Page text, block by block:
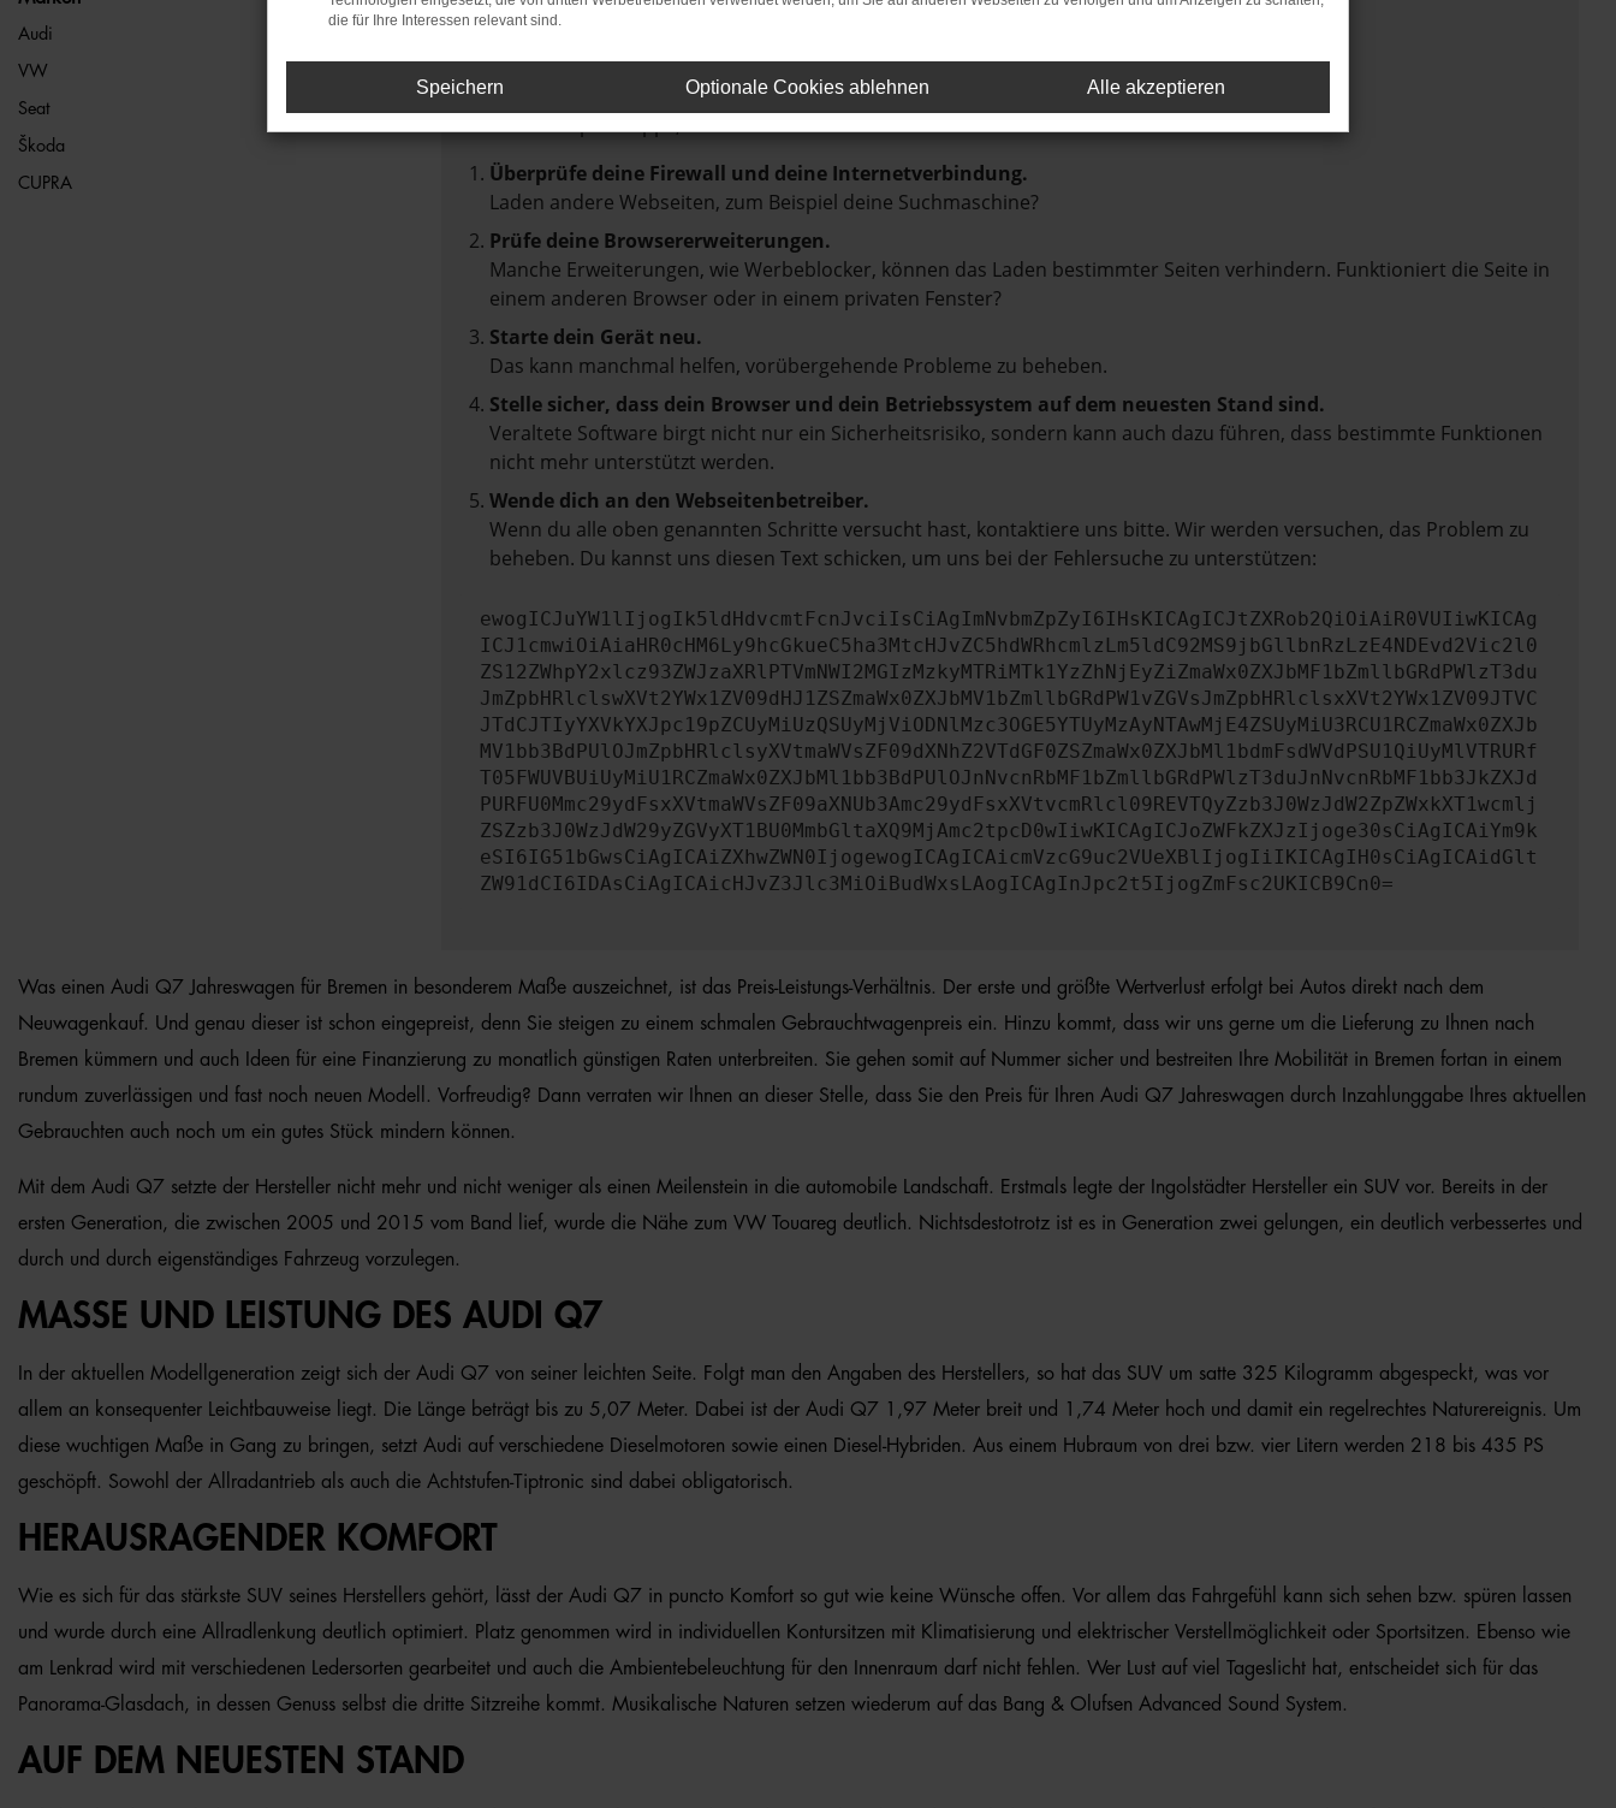
Audi
VW
Seat
Škoda
CUPRA
Beim Laden ist ein Fehler aufgetreten.
Hier sind ein paar Tipps, die dir helfen können:
Überprüfe deine Firewall und deine Internetverbindung.
Laden andere Webseiten, zum Beispiel deine Suchmaschine?
Prüfe deine Browsererweiterungen.
Manche Erweiterungen, wie Werbeblocker, können das Laden bestimmter Seiten verhindern. Funktioniert die Seite in
einem anderen Browser oder in einem privaten Fenster?
Starte dein Gerät neu.
Das kann manchmal helfen, vorübergehende Probleme zu beheben.
Stelle sicher, dass dein Browser und dein Betriebssystem auf dem neuesten Stand sind.
Veraltete Software birgt nicht nur ein Sicherheitsrisiko, sondern kann auch dazu führen, dass bestimmte Funktionen
nicht mehr unterstützt werden.
Wende dich an den Webseitenbetreiber.
Wenn du alle oben genannten Schritte versucht hast, kontaktiere uns bitte. Wir werden versuchen, das Problem zu
beheben. Du kannst uns diesen Text schicken, um uns bei der Fehlersuche zu unterstützen:
ewogICJuYW1lIjogIk5ldHdvcmtFcnJvciIsCiAgImNvbmZpZyI6IHsKICAgICJtZXRob2QiOiAiR0VUIiwKICAg
ICJ1cmwiOiAiaHR0cHM6Ly9hcGkueC5ha3MtcHJvZC5hdWRhcmlzLm5ldC92MS9jbGllbnRzLzE4NDEvd2Vic2l0
ZS12ZWhpY2xlcz93ZWJzaXRlPTVmNWI2MGIzMzkyMTRiMTk1YzZhNjEyZiZmaWx0ZXJbMF1bZmllbGRdPWlzT3du
JmZpbHRlclswXVt2YWx1ZV09dHJ1ZSZmaWx0ZXJbMV1bZmllbGRdPW1vZGVsJmZpbHRlclsxXVt2YWx1ZV09JTVC
JTdCJTIyYXVkYXJpc19pZCUyMiUzQSUyMjViODNlMzc3OGE5YTUyMzAyNTAwMjE4ZSUyMiU3RCU1RCZmaWx0ZXJb
MV1bb3BdPUlOJmZpbHRlclsyXVtmaWVsZF09dXNhZ2VTdGF0ZSZmaWx0ZXJbMl1bdmFsdWVdPSU1QiUyMlVTRURf
T05FWUVBUiUyMiU1RCZmaWx0ZXJbMl1bb3BdPUlOJnNvcnRbMF1bZmllbGRdPWlzT3duJnNvcnRbMF1bb3JkZXJd
PURFU0Mmc29ydFsxXVtmaWVsZF09aXNUb3Amc29ydFsxXVtvcmRlcl09REVTQyZzb3J0WzJdW2ZpZWxkXT1wcmlj
ZSZzb3J0WzJdW29yZGVyXT1BU0MmbGltaXQ9MjAmc2tpcD0wIiwKICAgICJoZWFkZXJzIjoge30sCiAgICAiYm9k
eSI6IG51bGwsCiAgICAiZXhwZWN0IjogewogICAgICAicmVzcG9uc2VUeXBlIjogIiIKICAgIH0sCiAgICAidGlt
ZW91dCI6IDAsCiAgICAicHJvZ3Jlc3MiOiBudWxsLAogICAgInJpc2t5IjogZmFsc2UKICB9Cn0=
Was einen Audi Q7 Jahreswagen für Bremen in besonderem Maße auszeichnet, ist das Preis-Leistungs-Verhältnis. Der erste und größte Wertverlust erfolgt bei Autos direkt nach dem
Neuwagenkauf. Und genau dieser ist schon eingepreist, denn Sie steigen zu einem schmalen Gebrauchtwagenpreis ein. Hinzu kommt, dass wir uns gerne um die Lieferung zu Ihnen nach
Bremen kümmern und auch Ideen für eine Finanzierung zu monatlich günstigen Raten unterbreiten. Sie gehen somit auf Nummer sicher und bestreiten Ihre Mobilität in Bremen fortan in einem
rundum zuverlässigen und fast noch neuen Modell. Vorfreudig? Dann verraten wir Ihnen an dieser Stelle, dass Sie den Preis für Ihren Audi Q7 Jahreswagen durch Inzahlunggabe Ihres aktuellen
Gebrauchten auch noch um ein gutes Stück mindern können.
Mit dem Audi Q7 setzte der Hersteller nicht mehr und nicht weniger als einen Meilenstein in die automobile Landschaft. Erstmals legte der Ingolstädter Hersteller ein SUV vor. Bereits in der
ersten Generation, die zwischen 2005 und 2015 vom Band lief, wurde die Nähe zum VW Touareg deutlich. Nichtsdestotrotz ist es in Generation zwei gelungen, ein deutlich verbessertes und
durch und durch eigenständiges Fahrzeug vorzulegen.
MASSE UND LEISTUNG DES AUDI Q7
In der aktuellen Modellgeneration zeigt sich der Audi Q7 von seiner leichten Seite. Folgt man den Angaben des Herstellers, so hat das SUV um satte 325 Kilogramm abgespeckt, was vor
allem an konsequenter Leichtbauweise liegt. Die Länge beträgt bis zu 5,07 Meter. Dabei ist der Audi Q7 1,97 Meter breit und 1,74 Meter hoch und damit ein regelrechtes Naturereignis. Um
diese wuchtigen Maße in Gang zu bringen, setzt Audi auf verschiedene Dieselmotoren sowie einen Diesel-Hybriden. Aus einem Hubraum von drei bzw. vier Litern werden 218 bis 435 PS
geschöpft. Sowohl der Allradantrieb als auch die Achtstufen-Tiptronic sind dabei obligatorisch.
HERAUSRAGENDER KOMFORT
Wie es sich für das stärkste SUV seines Herstellers gehört, lässt der Audi Q7 in puncto Komfort so gut wie keine Wünsche offen. Vor allem das Fahrgefühl kann sich sehen bzw. spüren lassen
und wurde durch eine Allradlenkung deutlich optimiert. Platz genommen wird in individuellen Kontursitzen mit Klimatisierung und elektrischer Verstellmöglichkeit oder Sportsitzen. Ebenso wie
am Lenkrad wird mit verschiedenen Ledersorten gearbeitet und auch die Ambientebeleuchtung für den Innenraum darf nicht fehlen. Wer Lust auf viel Tageslicht hat, entscheidet sich für das
Panorama-Glasdach, in dessen Genuss selbst die dritte Sitzreihe kommt. Musikalische Naturen setzen wiederum auf das Bang & Olufsen Advanced Sound System.
AUF DEM NEUESTEN STAND
die für Ihre Interessen relevant sind.
Speichern Optionale Cookies ablehnen Alle akzeptieren